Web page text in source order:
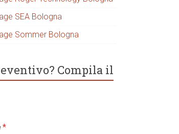
SEA Bologna
Sommer Bologna
Compila il
*